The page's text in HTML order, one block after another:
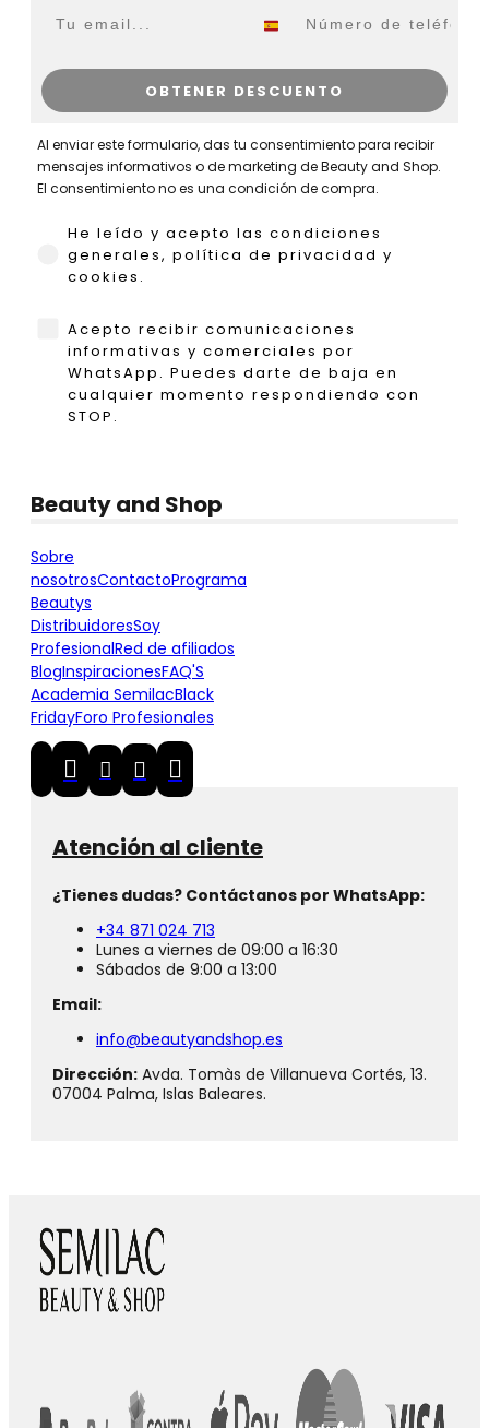
OBTENER DESCUENTO
Al enviar este formulario, das tu consentimiento para recibir
mensajes informativos o de marketing de Beauty and Shop.
El consentimiento no es una condición de compra.
He leído y acepto las condiciones
He leído y acepto las condiciones
generales, política de privacidad y
cookies.
WhatsApp
Acepto recibir comunicaciones
informativas y comerciales por
WhatsApp. Puedes darte de baja en
cualquier momento respondiendo con
STOP.
Beauty and Shop
Sobre
nosotrosContactoPrograma
Beautys
DistribuidoresSoy
ProfesionalRed de afiliados
BlogInspiracionesFAQ'S
Academia SemilacBlack
FridayForo Profesionales
Atención al cliente
¿Tienes dudas? Contáctanos por WhatsApp:
+34 871 024 713
Lunes a viernes de 09:00 a 16:30
Sábados de 9:00 a 13:00
Email:
info@beautyandshop.es
Dirección: Avda. Tomàs de Villanueva Cortés, 13.
07004 Palma, Islas Baleares.